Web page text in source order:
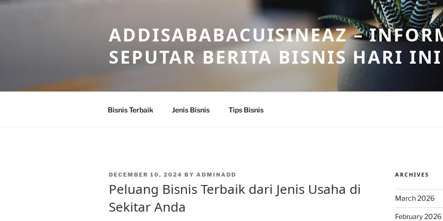
Skip
ADDISABABACUISINEAZ –
SEPUTAR BERITA BISNIS HARI INI
Bisnis Terbaik Jenis Bisnis Tips Bisnis
POSTED
DECEMBER 10, 2024 BY ADMINADD
Peluang Bisnis Terbaik dari Jenis Usaha di
Sekitar Anda
ARCHIVES
March 2026
February 2026